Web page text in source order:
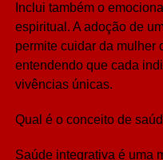
Inclui também o
espiritual. A adoção de
permite cuidar da mulher
entendendo que cada
vivências únicas.
Qual é o conceito de
Saúde integrativa é uma